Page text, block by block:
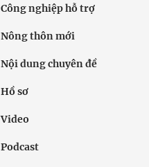
Công nghiệp hỗ trợ
Nông thôn mới
Nội dung chuyên đề
Hồ sơ
Video
Podcast